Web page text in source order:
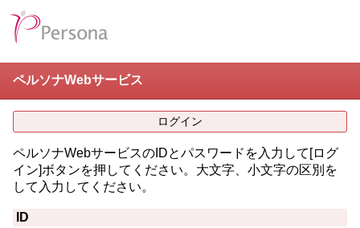
ペルソナWebサービス
ログイン
ペルソナWebサービスのIDとパスワードを入力して[ログ
イン]ボタンを押してください。大文字、小文字の区別を
して入力してください。
ID